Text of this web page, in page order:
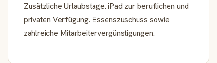
Zusätzliche Urlaubstage. iPad zur beruflichen und
privaten Verfügung. Essenszuschuss sowie
zahlreiche Mitarbeitervergünstigungen.